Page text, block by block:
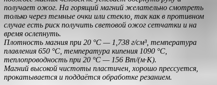
получает ожог. На горящий магний желательно смотреть
только через темные очки или стекло, так как в противном
случае есть риск получить световой ожог сетчатки и на
время ослепнуть.
Плотность магния при 20 °C — 1,738 г/см³, температура
плавления 650 °C, температура кипения 1090 °C,
теплопроводность при 20 °C — 156 Вт/(м·К).
Магний высокой чистоты пластичен, хорошо прессуется,
прокатывается и поддаётся обработке резанием.